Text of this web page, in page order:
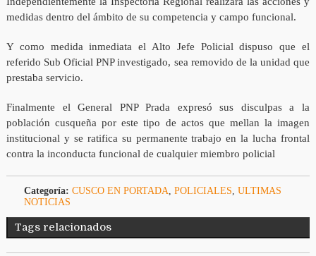
medidas dentro del ámbito de su competencia y campo funcional.
Y como medida inmediata el Alto Jefe Policial dispuso que el
referido Sub Oficial PNP investigado, sea removido de la unidad que
prestaba servicio.
Finalmente el General PNP Prada expresó sus disculpas a la
población cusqueña por este tipo de actos que mellan la imagen
institucional y se ratifica su permanente trabajo en la lucha frontal
contra la inconducta funcional de cualquier miembro policial
Categoría: CUSCO EN PORTADA POLICIALES ULTIMAS
NOTICIAS
Tags relacionados